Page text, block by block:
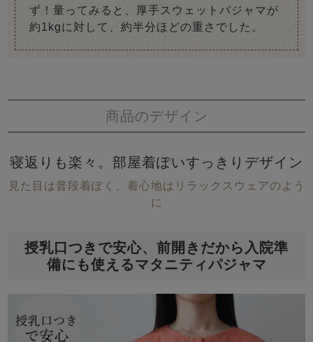
ず！量ってみると、厚手スウェットパジャマが
約1kgに対して、約半分ほどの重さでした。
商品のデザイン
寝返りも楽々。部屋着ぽいすっきりデザイン
見た目は普段着ぽく、着心地はリラックスウェアのよう
に
授乳口つきで安心、前開きだから入院準
備にも使えるマタニティパジャマ